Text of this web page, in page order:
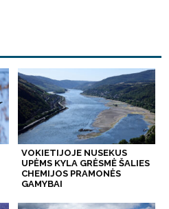
VOKIETIJOJE NUSEKUS
UPĖMS KYLA GRĖSMĖ ŠALIES
CHEMIJOS PRAMONĖS
GAMYBAI